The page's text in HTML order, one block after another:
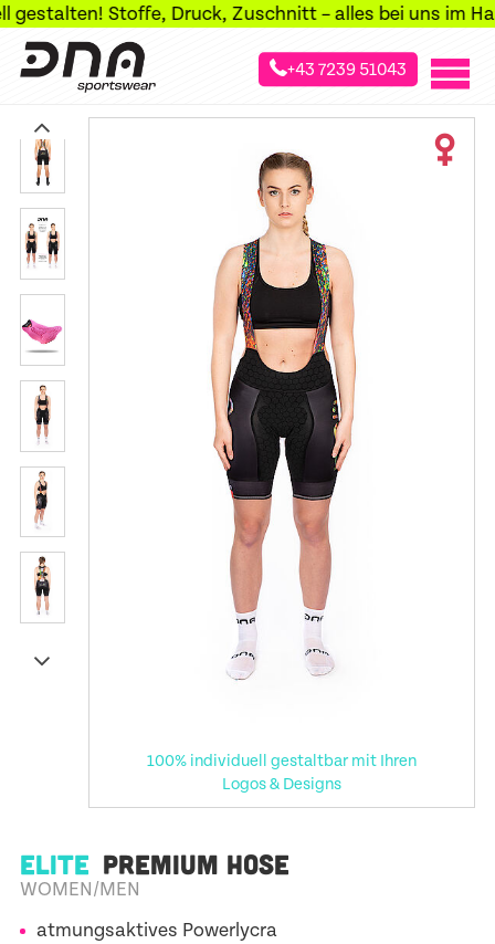
Stoffe, Druck, Zuschnitt – alles bei uns im Haus!
+43 7239 51043
»
100% individuell gestaltbar mit Ihren
Logos & Designs
ELITE PREMIUM HOSE
WOMEN/MEN
atmungsaktives Powerlycra